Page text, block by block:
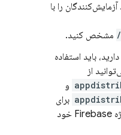
را با
مشخص کنید.
باید استفاده
از
و
برای
ایجاد یا حذف گروه‌ها در پروژه Firebase خود